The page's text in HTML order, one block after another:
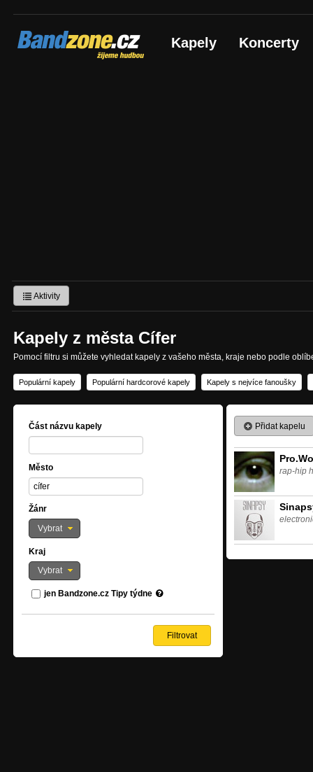
Bandzone.cz
žijeme hudbou Kapely Koncerty
Aktivity
Kapely z města Cífer
Pomocí filtru si můžete vyhledat kapely z vašeho města, kraje nebo podle
Populární kapely Populární hardcorové kapely Kapely s nejvíce fanoušky
Část názvu kapely
Město
Žánr
Vybrat
Kraj
Vybrat
jen Bandzone.cz Tipy týdne
Přidat kapelu
rap-hip